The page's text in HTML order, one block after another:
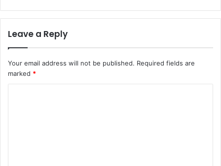
Leave a Reply
Your email address will not be published. Required fields are
marked *